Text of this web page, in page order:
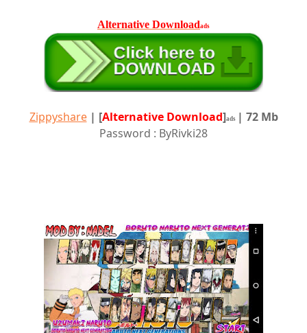
Alternative Downloadads
Zippyshare| [Alternative Download]ads | 72 Mb
Password : ByRivki28